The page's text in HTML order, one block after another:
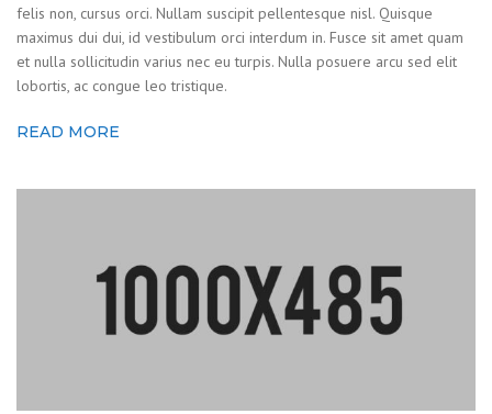
felis non, cursus orci. Nullam suscipit pellentesque nisl. Quisque
maximus dui dui, id vestibulum orci interdum in. Fusce sit amet quam
et nulla sollicitudin varius nec eu turpis. Nulla posuere arcu sed elit
lobortis, ac congue leo tristique.
READ MORE